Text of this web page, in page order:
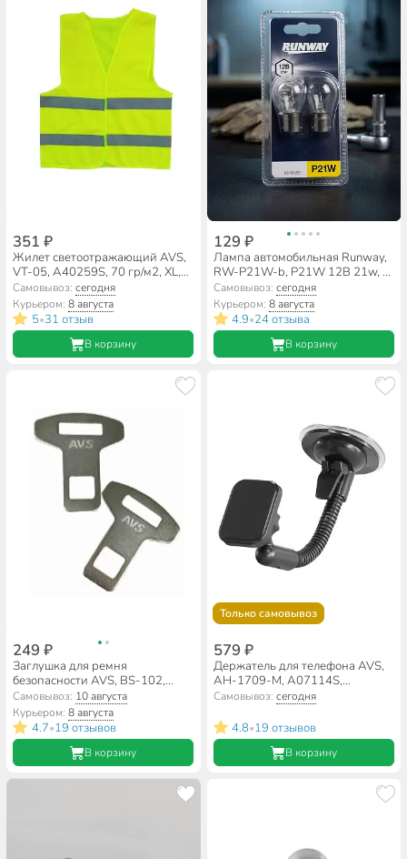
351 ₽
Жилет светоотражающий AVS,
VT-05, A40259S, 70 гр/м2, XL,
желтый
Самовывоз:сегодня
Курьером:8 августа
5•31 отзыв
В корзину
129 ₽
Лампа автомобильная Runway,
RW-P21W-b, P21W 12В 21w, 2
шт, блистер
Самовывоз: сегодня
Курьером: 8 августа
4.9•24 отзыва
В корзину
249 ₽
Заглушка для ремня
безопасности AVS, BS-102,
A78466S/А85062S, 2 шт, 50
слоев
Самовывоз: 10 августа
Курьером:8 августа
4.7•19 отзывов
В корзину
Только самовывоз
579 ₽
Держатель для телефона AVS,
AH-1709-M, А07114S,
магнитный, на присоске,
Самовывоз: сегодня
4.8•19 отзывов
В корзину